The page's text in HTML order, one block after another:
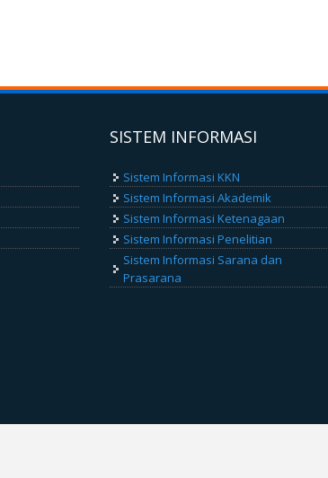
SISTEM INFORMASI
Sistem Informasi KKN
Sistem Informasi Akademik
Sistem Informasi Ketenagaan
Sistem Informasi Penelitian
Sistem Informasi Sarana dan
Prasarana